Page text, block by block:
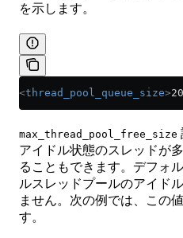
を示します。
<thread_pool_queue_size>
max_thread_pool_free_size
アイドル状態のスレッドが
ることもできます。デフォ
ルスレッドプールのアイド
ません。次の例では、この
す。